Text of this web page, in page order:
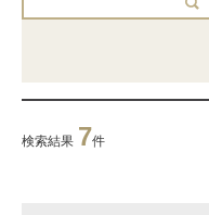
検索結果 7件